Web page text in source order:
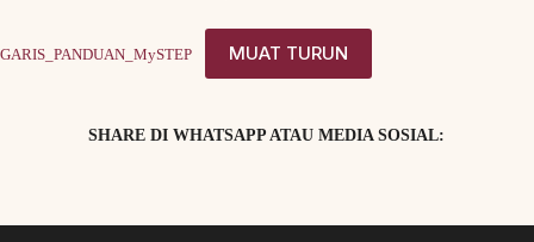
GARIS_PANDUAN_MySTEP MUAT TURUN
SHARE DI WHATSAPP ATAU MEDIA SOSIAL: